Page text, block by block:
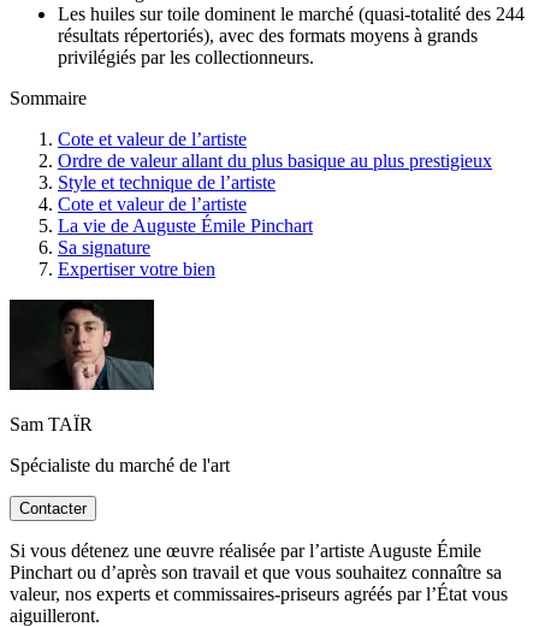
Les huiles sur toile dominent le marché (quasi-totalité des 244
résultats répertoriés), avec des formats moyens à grands
privilégiés par les collectionneurs.
Sommaire
Cote et valeur de l’artiste
Ordre de valeur allant du plus basique au plus prestigieux
Style et technique de l’artiste
Cote et valeur de l’artiste
La vie de Auguste Émile Pinchart
Sa signature
Expertiser votre bien
Sam TAÏR
Spécialiste du marché de l'art
Contacter
Si vous détenez une œuvre réalisée par l’artiste Auguste Émile
Pinchart ou d’après son travail et que vous souhaitez connaître sa
valeur, nos experts et commissaires-priseurs agréés par l’État vous
aiguilleront.